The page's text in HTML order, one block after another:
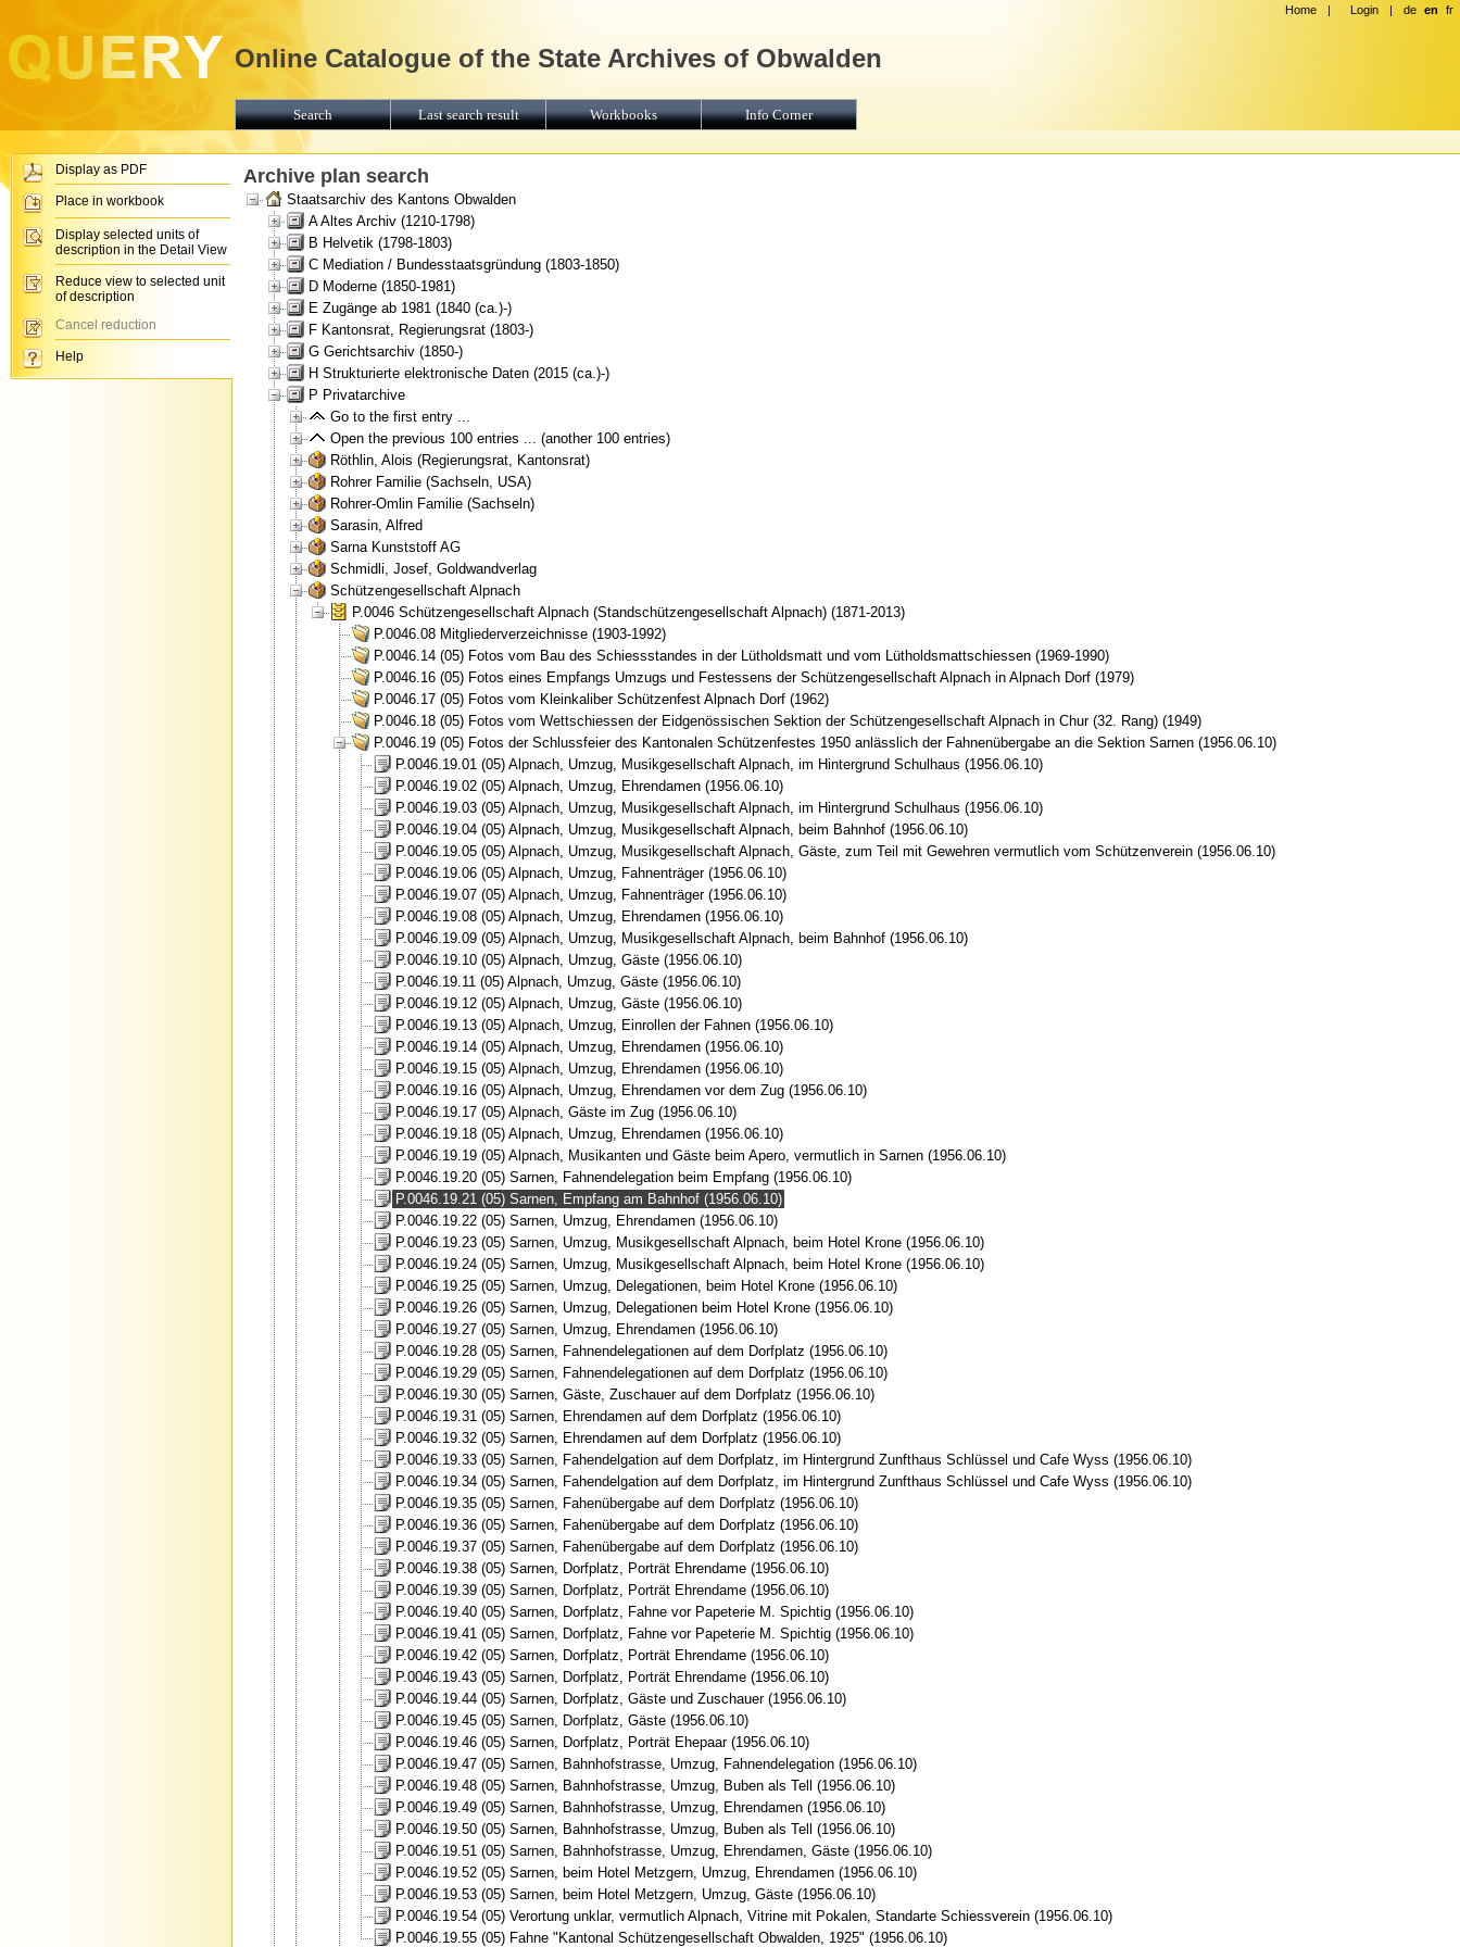
Archive plan search
Staatsarchiv des Kantons Obwalden
A Altes Archiv (1210-1798)
B Helvetik (1798-1803)
C Mediation / Bundesstaatsgründung (1803-1850)
D Moderne (1850-1981)
E Zugänge ab 1981 (1840 (ca.)-)
F Kantonsrat, Regierungsrat (1803-)
G Gerichtsarchiv (1850-)
H Strukturierte elektronische Daten (2015 (ca.)-)
P Privatarchive
Go to the first entry ...
Open the previous 100 entries ... (another 100 entries)
Röthlin, Alois (Regierungsrat, Kantonsrat)
Rohrer Familie (Sachseln, USA)
Rohrer-Omlin Familie (Sachseln)
Sarasin, Alfred
Sarna Kunststoff AG
Schmidli, Josef, Goldwandverlag
Schützengesellschaft Alpnach
P.0046 Schützengesellschaft Alpnach (Standschützengesellschaft Alpnach) (1871-2013)
P.0046.08 Mitgliederverzeichnisse (1903-1992)
P.0046.14 (05) Fotos vom Bau des Schiessstandes in der Lütholdsmatt und vom Lütholdsmattschiessen (1969-1990)
P.0046.16 (05) Fotos eines Empfangs Umzugs und Festessens der Schützengesellschaft Alpnach in Alpnach Dorf (1979)
P.0046.17 (05) Fotos vom Kleinkaliber Schützenfest Alpnach Dorf (1962)
P.0046.18 (05) Fotos vom Wettschiessen der Eidgenössischen Sektion der Schützengesellschaft Alpnach in Chur (32. Rang) (1949)
P.0046.19 (05) Fotos der Schlussfeier des Kantonalen Schützenfestes 1950 anlässlich der Fahnenübergabe an die Sektion Sarnen (1956.06.10)
P.0046.19.01 (05) Alpnach, Umzug, Musikgesellschaft Alpnach, im Hintergrund Schulhaus (1956.06.10)
P.0046.19.02 (05) Alpnach, Umzug, Ehrendamen (1956.06.10)
P.0046.19.03 (05) Alpnach, Umzug, Musikgesellschaft Alpnach, im Hintergrund Schulhaus (1956.06.10)
P.0046.19.04 (05) Alpnach, Umzug, Musikgesellschaft Alpnach, beim Bahnhof (1956.06.10)
P.0046.19.05 (05) Alpnach, Umzug, Musikgesellschaft Alpnach, Gäste, zum Teil mit Gewehren vermutlich vom Schützenverein (1956.06.10)
P.0046.19.06 (05) Alpnach, Umzug, Fahnenträger (1956.06.10)
P.0046.19.07 (05) Alpnach, Umzug, Fahnenträger (1956.06.10)
P.0046.19.08 (05) Alpnach, Umzug, Ehrendamen (1956.06.10)
P.0046.19.09 (05) Alpnach, Umzug, Musikgesellschaft Alpnach, beim Bahnhof (1956.06.10)
P.0046.19.10 (05) Alpnach, Umzug, Gäste (1956.06.10)
P.0046.19.11 (05) Alpnach, Umzug, Gäste (1956.06.10)
P.0046.19.12 (05) Alpnach, Umzug, Gäste (1956.06.10)
P.0046.19.13 (05) Alpnach, Umzug, Einrollen der Fahnen (1956.06.10)
P.0046.19.14 (05) Alpnach, Umzug, Ehrendamen (1956.06.10)
P.0046.19.15 (05) Alpnach, Umzug, Ehrendamen (1956.06.10)
P.0046.19.16 (05) Alpnach, Umzug, Ehrendamen vor dem Zug (1956.06.10)
P.0046.19.17 (05) Alpnach, Gäste im Zug (1956.06.10)
P.0046.19.18 (05) Alpnach, Umzug, Ehrendamen (1956.06.10)
P.0046.19.19 (05) Alpnach, Musikanten und Gäste beim Apero, vermutlich in Sarnen (1956.06.10)
P.0046.19.20 (05) Sarnen, Fahnendelegation beim Empfang (1956.06.10)
P.0046.19.21 (05) Sarnen, Empfang am Bahnhof (1956.06.10)
P.0046.19.22 (05) Sarnen, Umzug, Ehrendamen (1956.06.10)
P.0046.19.23 (05) Sarnen, Umzug, Musikgesellschaft Alpnach, beim Hotel Krone (1956.06.10)
P.0046.19.24 (05) Sarnen, Umzug, Musikgesellschaft Alpnach, beim Hotel Krone (1956.06.10)
P.0046.19.25 (05) Sarnen, Umzug, Delegationen, beim Hotel Krone (1956.06.10)
P.0046.19.26 (05) Sarnen, Umzug, Delegationen beim Hotel Krone (1956.06.10)
P.0046.19.27 (05) Sarnen, Umzug, Ehrendamen (1956.06.10)
P.0046.19.28 (05) Sarnen, Fahnendelegationen auf dem Dorfplatz (1956.06.10)
P.0046.19.29 (05) Sarnen, Fahnendelegationen auf dem Dorfplatz (1956.06.10)
P.0046.19.30 (05) Sarnen, Gäste, Zuschauer auf dem Dorfplatz (1956.06.10)
P.0046.19.31 (05) Sarnen, Ehrendamen auf dem Dorfplatz (1956.06.10)
P.0046.19.32 (05) Sarnen, Ehrendamen auf dem Dorfplatz (1956.06.10)
P.0046.19.33 (05) Sarnen, Fahendelgation auf dem Dorfplatz, im Hintergrund Zunfthaus Schlüssel und Cafe Wyss (1956.06.10)
P.0046.19.34 (05) Sarnen, Fahendelgation auf dem Dorfplatz, im Hintergrund Zunfthaus Schlüssel und Cafe Wyss (1956.06.10)
P.0046.19.35 (05) Sarnen, Fahenübergabe auf dem Dorfplatz (1956.06.10)
P.0046.19.36 (05) Sarnen, Fahenübergabe auf dem Dorfplatz (1956.06.10)
P.0046.19.37 (05) Sarnen, Fahenübergabe auf dem Dorfplatz (1956.06.10)
P.0046.19.38 (05) Sarnen, Dorfplatz, Porträt Ehrendame (1956.06.10)
P.0046.19.39 (05) Sarnen, Dorfplatz, Porträt Ehrendame (1956.06.10)
P.0046.19.40 (05) Sarnen, Dorfplatz, Fahne vor Papeterie M. Spichtig (1956.06.10)
P.0046.19.41 (05) Sarnen, Dorfplatz, Fahne vor Papeterie M. Spichtig (1956.06.10)
P.0046.19.42 (05) Sarnen, Dorfplatz, Porträt Ehrendame (1956.06.10)
P.0046.19.43 (05) Sarnen, Dorfplatz, Porträt Ehrendame (1956.06.10)
P.0046.19.44 (05) Sarnen, Dorfplatz, Gäste und Zuschauer (1956.06.10)
P.0046.19.45 (05) Sarnen, Dorfplatz, Gäste (1956.06.10)
P.0046.19.46 (05) Sarnen, Dorfplatz, Porträt Ehepaar (1956.06.10)
P.0046.19.47 (05) Sarnen, Bahnhofstrasse, Umzug, Fahnendelegation (1956.06.10)
P.0046.19.48 (05) Sarnen, Bahnhofstrasse, Umzug, Buben als Tell (1956.06.10)
P.0046.19.49 (05) Sarnen, Bahnhofstrasse, Umzug, Ehrendamen (1956.06.10)
P.0046.19.50 (05) Sarnen, Bahnhofstrasse, Umzug, Buben als Tell (1956.06.10)
P.0046.19.51 (05) Sarnen, Bahnhofstrasse, Umzug, Ehrendamen, Gäste (1956.06.10)
P.0046.19.52 (05) Sarnen, beim Hotel Metzgern, Umzug, Ehrendamen (1956.06.10)
P.0046.19.53 (05) Sarnen, beim Hotel Metzgern, Umzug, Gäste (1956.06.10)
P.0046.19.54 (05) Verortung unklar, vermutlich Alpnach, Vitrine mit Pokalen, Standarte Schiessverein (1956.06.10)
P.0046.19.55 (05) Fahne "Kantonal Schützengesellschaft Obwalden, 1925" (1956.06.10)
Home | Login | de en fr
Online Catalogue of the State Archives of Obwalden
Search Last search result Workbooks Info Corner
Display as PDF
Place in workbook
Display selected units of
description in the Detail View
Reduce view to selected unit
of description
Cancel reduction
Help